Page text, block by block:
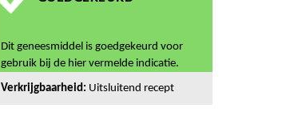
Dit geneesmiddel is goedgekeurd voor
gebruik bij de hier vermelde indicatie.
Verkrijgbaarheid: Uitsluitend recept